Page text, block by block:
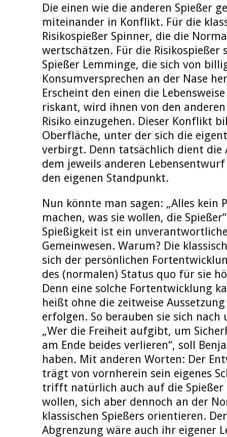
Die einen wie die anderen Spießer
miteinander in Konflikt. Für die
Risikospießer Spinner, die die
wertschätzen. Für die Risikospießer
Spießer Lemminge, die sich von
Konsumversprechen an der Nase
Erscheint den einen die
riskant, wird ihnen von den
Risiko einzugehen. Dieser Konflikt
Oberfläche, unter der sich die
verbirgt. Denn tatsächlich dient die
dem jeweils anderen
den eigenen Standpunkt.
Nun könnte man sagen: „Alles kein
machen, was sie wollen, die
Spießigkeit ist ein
Gemeinwesen. Warum? Die
sich der persönlichen
des (normalen) Status quo für sie
Denn eine solche Fortentwicklung
heißt ohne die zeitweise
erfolgen. So berauben sie sich
„Wer die Freiheit aufgibt, um
am Ende beides verlieren“, soll
haben. Mit anderen Worten: Der
trägt von vornherein sein eigenes
trifft natürlich auch auf die Spießer
wollen, sich aber dennoch an der
klassischen Spießers orientieren.
Abgrenzung wäre auch ihr eigener